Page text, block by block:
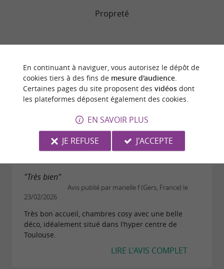
Propreté
Avis publié par Jonathanparis (Paris, France)
le 25/04/2026
Bien qu un peu excentré, hotel bien situé car centre
ville accessible à pied ou métro. Hotel à taille
humaine, avec une décoration très chouette : on se
sent chez nous! Mention spéciale à l accueil...
LIRE L'AVIS COMPLET
"Très bien"
Avis publié par marielle f (Gers, France) le
23/02/2026
Très bon accueil, chambres cosy avec une belle
déco, idéalement situé dans l’hyper centre de
Toulouse.
LIRE L'AVIS COMPLET
En continuant à naviguer, vous autorisez le dépôt de
cookies tiers à des fins de mesure d'audience.
Certaines pages du site proposent des vidéosdont
les plateformes déposent également des cookies.
EN SAVOIR PLUS
JE REFUSE
J'ACCEPTE